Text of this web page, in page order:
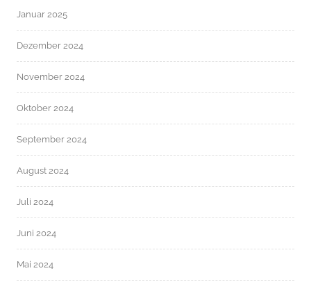
Januar 2025
Dezember 2024
November 2024
Oktober 2024
September 2024
August 2024
Juli 2024
Juni 2024
Mai 2024